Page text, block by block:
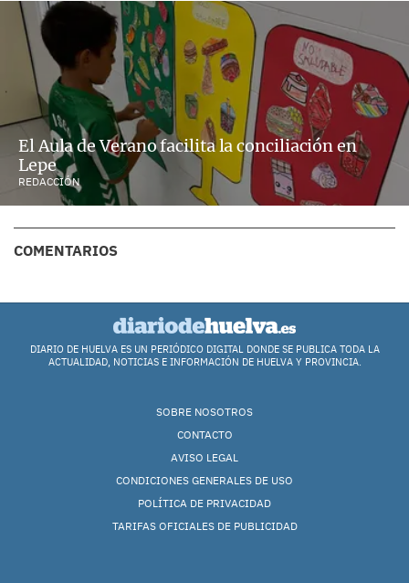
El Aula de Verano facilita la conciliación en
Lepe
REDACCIÓN
COMENTARIOS
DIARIO DE HUELVA ES UN PERIÓDICO DIGITAL DONDE SE PUBLICA TODA LA
ACTUALIDAD, NOTICIAS E INFORMACIÓN DE HUELVA Y PROVINCIA.
SOBRE NOSOTROS
CONTACTO
AVISO LEGAL
CONDICIONES GENERALES DE USO
POLÍTICA DE PRIVACIDAD
TARIFAS OFICIALES DE PUBLICIDAD